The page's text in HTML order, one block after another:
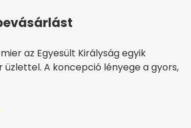
az Egyesült Királyság egyik
A koncepció lényege a gyors,